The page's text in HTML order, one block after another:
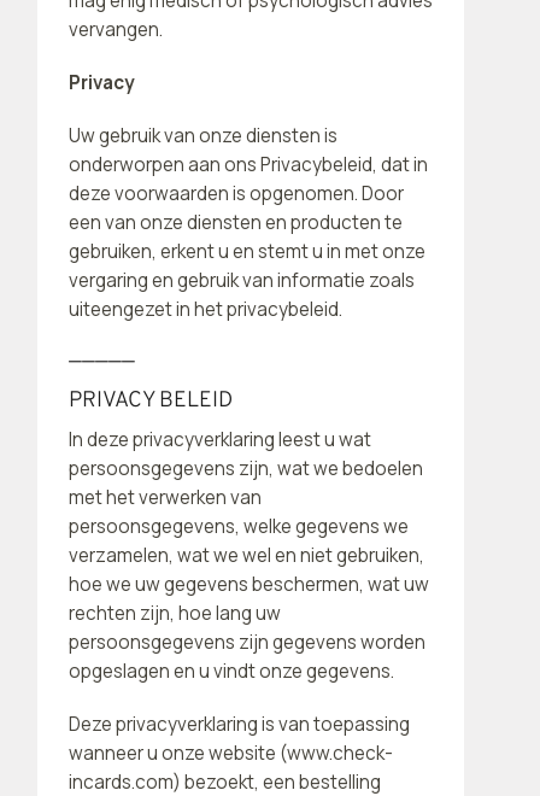
vervangen.
Privacy
Uw gebruik van onze diensten is
onderworpen aan ons Privacybeleid, dat in
deze voorwaarden is opgenomen. Door
een van onze diensten en producten te
gebruiken, erkent u en stemt u in met onze
vergaring en gebruik van informatie zoals
uiteengezet in het privacybeleid.
—————
PRIVACY BELEID
In deze privacyverklaring leest u wat
persoonsgegevens zijn, wat we bedoelen
met het verwerken van
persoonsgegevens, welke gegevens we
verzamelen, wat we wel en niet gebruiken,
hoe we uw gegevens beschermen, wat uw
rechten zijn, hoe lang uw
persoonsgegevens zijn gegevens worden
opgeslagen en u vindt onze gegevens.
Deze privacyverklaring is van toepassing
wanneer u onze website (www.check-
incards.com) bezoekt, een bestelling